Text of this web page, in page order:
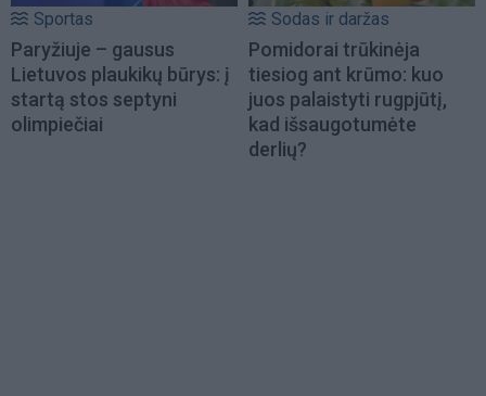
Sportas
Paryžiuje – gausus
Lietuvos plaukikų būrys: į
startą stos septyni
olimpiečiai
Sodas ir daržas
Pomidorai trūkinėja
tiesiog ant krūmo: kuo
juos palaistyti rugpjūtį,
kad išsaugotumėte
derlių?